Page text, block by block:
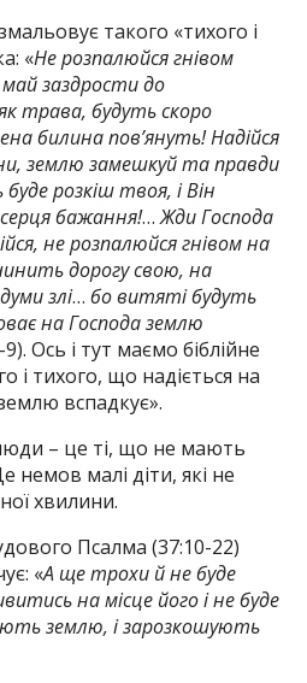
такого «тихого і
«Не розпалюйся гнівом
май заздрости до
трава, будуть скоро
билина пов’януть! Надійся
землю замешкуй та правди
розкіш твоя, і Він
бажання!…Жди Господа
не розпалюйся гнівом на
дорогу свою, на
злі…бо витяті будуть
на Господа землю
Ось і тут маємо біблійне
і тихого, що надіється на
вспадкує».
люди – це ті, що не мають
немов малі діти, які не
хвилини.
Псалма (37:10-22)
«А ще трохи й не буде
на місце його і не буде
землю, і зарозкошують